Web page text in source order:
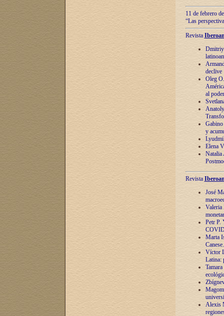
11 de febrero
“Las
Revista
Dmitriy
declive
Oleg
al poder
y
Elena
Natalia
Revista
José
Valeria
Petr P.
Marta
Víctor
Latina:
Alexis